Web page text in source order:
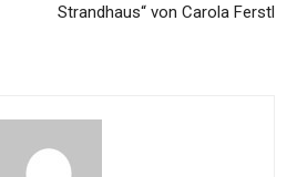
Strandhaus“ von Carola Ferstl